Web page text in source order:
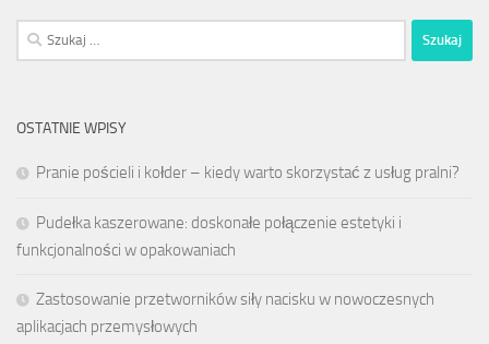
Szukaj:
OSTATNIE WPISY
Pranie pościeli i kołder – kiedy warto skorzystać z usług pralni?
Pudełka kaszerowane: doskonałe połączenie estetyki i
funkcjonalności w opakowaniach
Zastosowanie przetworników siły nacisku w nowoczesnych
aplikacjach przemysłowych